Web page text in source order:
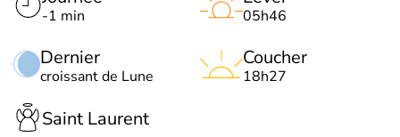
-1 min
Dernier
croissant de Lune
05h46
Coucher
18h27
Saint Laurent